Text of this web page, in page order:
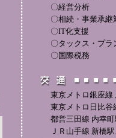
〇経営分析
〇相続・事業承継
〇IT化支援
〇タックス・プラ
〇国際税務
東京メトロ銀座
東京メトロ日比
都営三田線 内
ＪＲ山手線 新